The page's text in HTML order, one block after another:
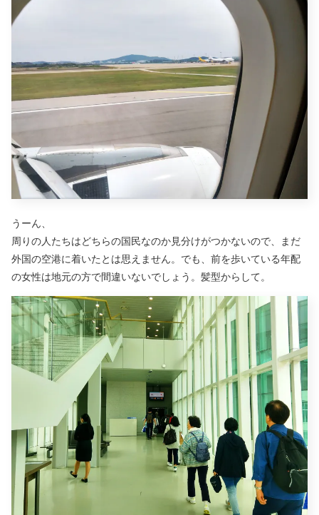
うーん、
周りの人たちはどちらの国民なのか見分けがつかないので、まだ
外国の空港に着いたとは思えません。でも、前を歩いている年配
の女性は地元の方で間違いないでしょう。髪型からして。